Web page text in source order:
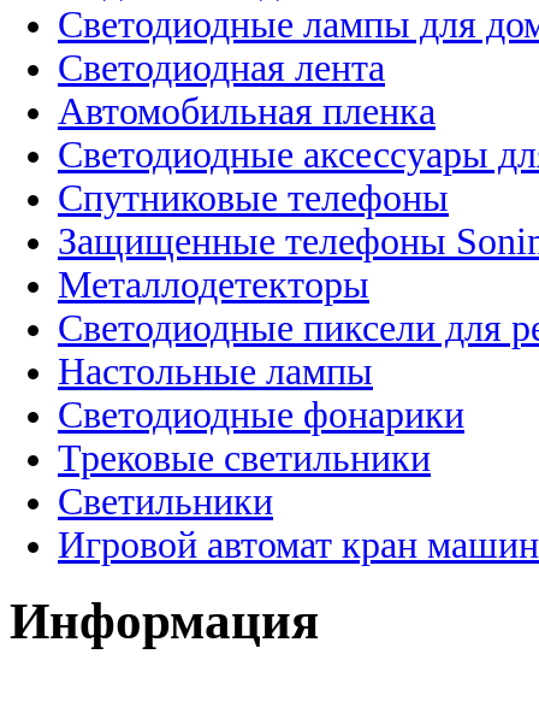
Светодиодные лампы для
Светодиодная лента
Автомобильная пленка
Светодиодные аксессуары
Спутниковые телефоны
Защищенные телефоны
Металлодетекторы
Светодиодные пиксели для
Настольные лампы
Светодиодные фонарики
Трековые светильники
Светильники
Игровой автомат кран
Информация